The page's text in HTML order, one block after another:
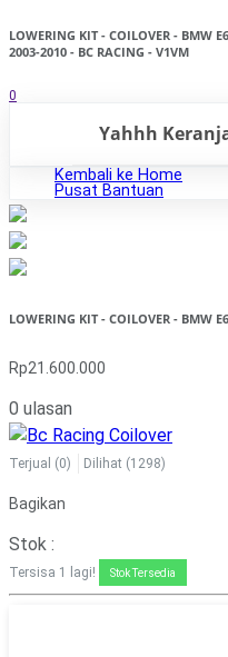
LOWERING KIT - COILOVER - BMW
2003-2010 - BC RACING - V1VM
0
Yahhh
Kembali ke Home
Pusat Bantuan
LOWERING KIT - COILOVER - BMW
Rp21.600.000
0 ulasan
Terjual (0) Dilihat (1298)
Bagikan
Stok :
Tersisa 1 lagi! Stok Tersedia